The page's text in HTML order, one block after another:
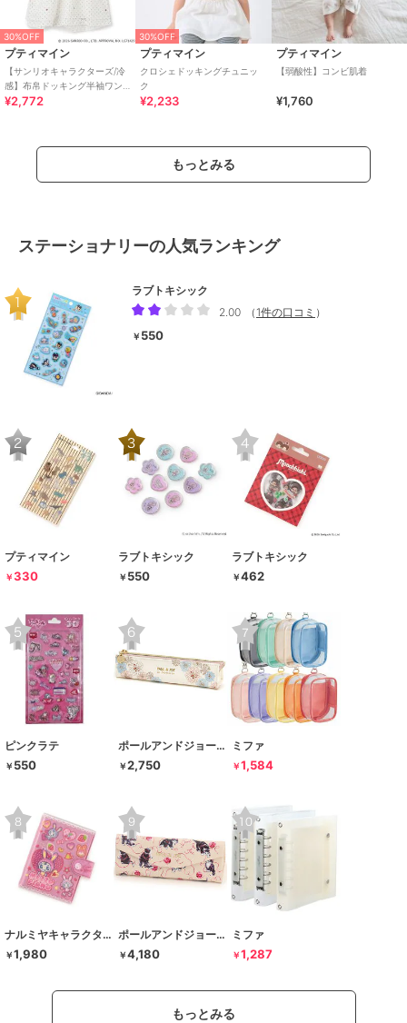
30%OFF
プティマイン
【サンリオキャラクターズ/冷
感】布帛ドッキング半袖ワン
ピース
¥2,772
30%OFF
プティマイン
クロシェドッキングチュニッ
ク
¥2,233
プティマイン
【弱酸性】コンビ肌着
¥1,760
もっとみる
ステーショナリーの人気ランキング
ラブトキシック
2.00
（ 1件の口コミ ）
￥ 550
プティマイン
￥330
ラブトキシック
￥ 550
ラブトキシック
￥462
ピンクラテ
￥ 550
ポールアンドジョー ラ･パペトリー
￥2,750
ミファ
￥1,584
ナルミヤキャラクターズ
￥1,980
ポールアンドジョー ラ･パペトリー
￥4,180
ミファ
￥1,287
もっとみる